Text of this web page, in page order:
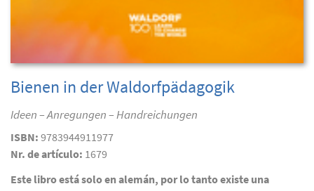
Bienen in der Waldorfpädagogik
Ideen – Anregungen – Handreichungen
ISBN: 9783944911977
Nr. de artículo: 1679
Este libro está solo en alemán, por lo tanto existe una